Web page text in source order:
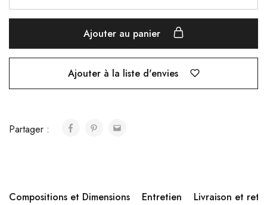
Ajouter au panier
Ajouter à la liste d'envies
Partager :
Compositions et Dimensions Entretien Livraison et